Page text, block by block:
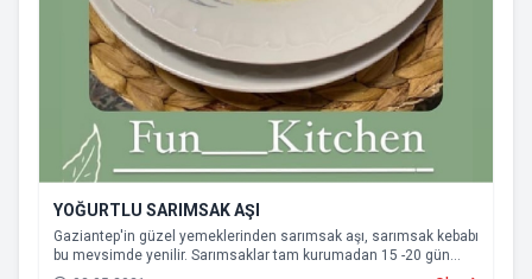
YOĞURTLU SARIMSAK AŞI
Gaziantep'in güzel yemeklerinden sarımsak aşı, sarımsak kebabı
bu mevsimde yenilir. Sarımsaklar tam kurumadan 15 -20 gün
daha bu lezzetleri tadabilirsiniz. Gaziantep'in her yemeği ayrı bir